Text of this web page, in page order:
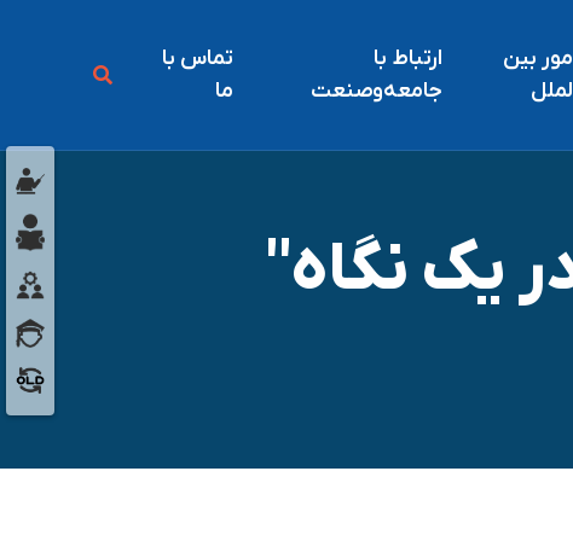
بين
ارتباط با
جامعه‌و‌صنعت
تماس با
ما
یک نگاه"